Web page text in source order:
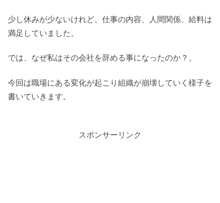
少し休みが少ないけれど、仕事の内容、人間関係、給料は
満足していました。
では、なぜ私はその会社を辞める事になったのか？。
今回は職場にある変化が起こり組織が崩壊していく様子を
書いていきます。
スポンサーリンク